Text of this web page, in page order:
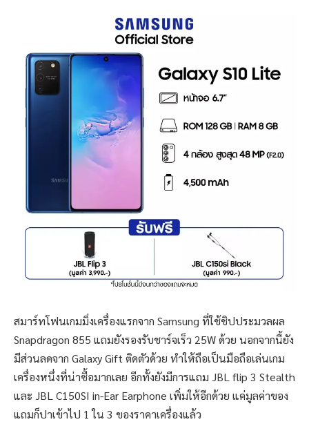
สมาร์ทโฟนเกมมิ่งเครื่องแรกจาก Samsung ที่ใช้ชิปประมวลผล
Snapdragon 855 แถมยังรองรับชาร์จเร็ว 25W ด้วย นอกจากนี้ยัง
มีส่วนลดจาก Galaxy Gift ติดตัวด้วย ทำให้ถือเป็นมือถือเล่นเกม
เครื่องหนึ่งที่น่าซื้อมากเลย อีกทั้งยังมีการแถม JBL flip 3 Stealth
และ JBL C150SI in-Ear Earphone เพิ่มให้อีกด้วย แค่มูลค่าของ
แถมก็ปาเข้าไป 1 ใน 3 ของราคาเครื่องแล้ว